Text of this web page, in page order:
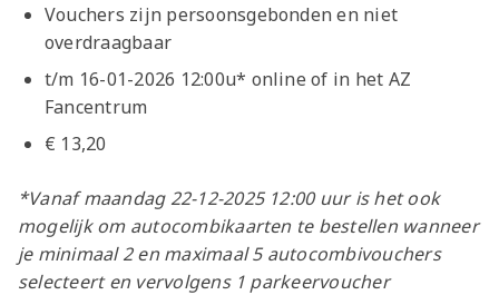
Vouchers zijn persoonsgebonden en niet
overdraagbaar
t/m 16-01-2026 12:00u* online of in het AZ
Fancentrum
€ 13,20
*Vanaf maandag 22-12-2025 12:00 uur is het ook
mogelijk om autocombikaarten te bestellen wanneer
je minimaal 2 en maximaal 5 autocombivouchers
selecteert en vervolgens 1 parkeervoucher